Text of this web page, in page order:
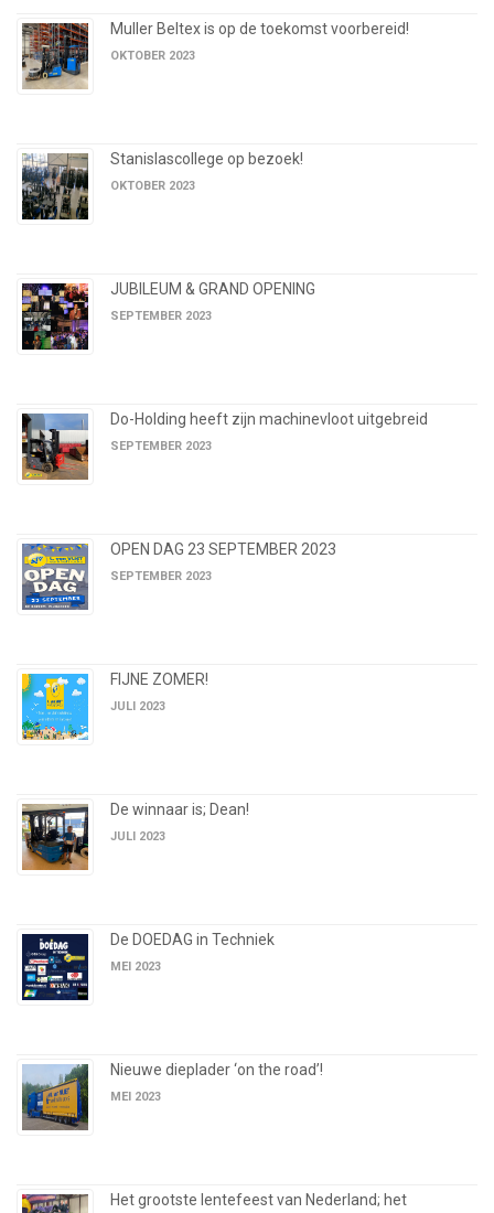
Muller Beltex is op de toekomst voorbereid!
OKTOBER 2023
Stanislascollege op bezoek!
OKTOBER 2023
JUBILEUM & GRAND OPENING
SEPTEMBER 2023
Do-Holding heeft zijn machinevloot uitgebreid
SEPTEMBER 2023
OPEN DAG 23 SEPTEMBER 2023
SEPTEMBER 2023
FIJNE ZOMER!
JULI 2023
De winnaar is; Dean!
JULI 2023
De DOEDAG in Techniek
MEI 2023
Nieuwe dieplader ‘on the road’!
MEI 2023
Het grootste lentefeest van Nederland; het